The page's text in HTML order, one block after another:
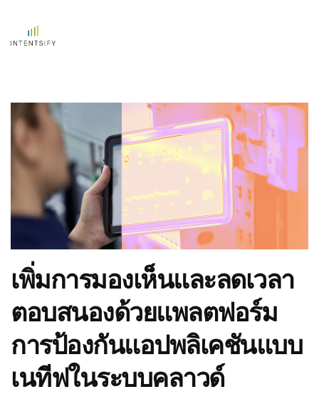
เพิ่มการมองเห็นและลดเวลา
ตอบสนองด้วยแพลตฟอร์ม
การป้องกันแอปพลิเคชันแบบ
เนทีฟในระบบคลาวด์